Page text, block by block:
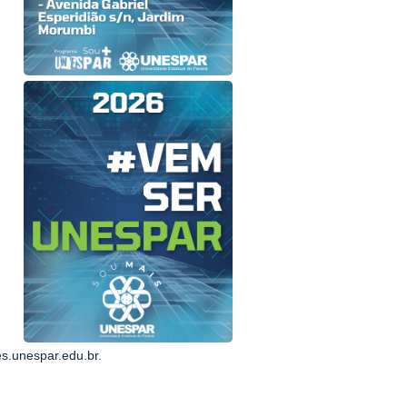
.